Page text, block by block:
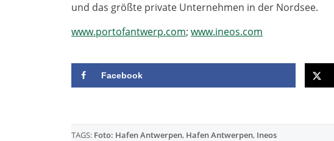
und das größte private Unternehmen in der Nordsee.
www.portofantwerp.com; www.ineos.com
Facebook
TAGS: Foto: Hafen Antwerpen, Hafen Antwerpen, Ineos